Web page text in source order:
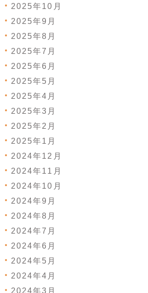
2025年10月
2025年9月
2025年8月
2025年7月
2025年6月
2025年5月
2025年4月
2025年3月
2025年2月
2025年1月
2024年12月
2024年11月
2024年10月
2024年9月
2024年8月
2024年7月
2024年6月
2024年5月
2024年4月
2024年3月